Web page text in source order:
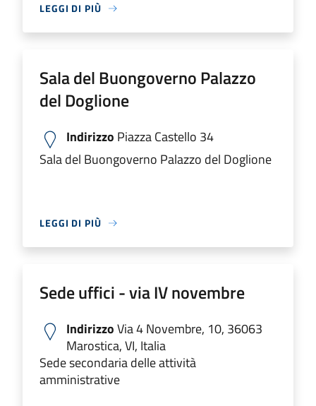
LEGGI DI PIÙ
Sala del Buongoverno Palazzo
del Doglione
Indirizzo Piazza Castello 34
Sala del Buongoverno Palazzo del Doglione
LEGGI DI PIÙ
Sede uffici - via IV novembre
IndirizzoVia 4 Novembre, 10, 36063
Marostica, VI, Italia
Sede secondaria delle attività
amministrative